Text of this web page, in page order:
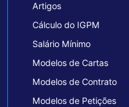
Artigos
Cálculo do IGPM
Salário Mínimo
Modelos de Cartas
Modelos de Contrato
Modelos de Petições